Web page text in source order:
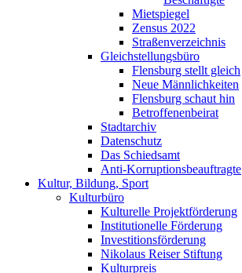
Mietspiegel
Zensus 2022
Straßenverzeichnis
Gleichstellungsbüro
Flensburg stellt gleich
Neue Männlichkeiten
Flensburg schaut hin
Betroffenenbeirat
Stadtarchiv
Datenschutz
Das Schiedsamt
Anti-Korruptionsbeauftragte
Kultur, Bildung, Sport
Kulturbüro
Kulturelle Projektförderung
Institutionelle Förderung
Investitionsförderung
Nikolaus Reiser Stiftung
Kulturpreis